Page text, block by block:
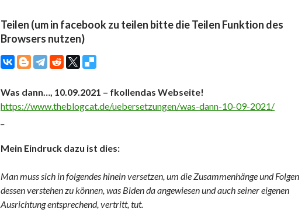
Teilen (um in facebook zu teilen bitte die Teilen Funktion des
Browsers nutzen)
Was dann…, 10.09.2021 – fkollendas Webseite!
https://www.theblogcat.de/uebersetzungen/was-dann-10-09-2021/
Mein Eindruck dazu ist dies:
Man muss sich in folgendes hinein versetzen, um die Zusammenhänge und Folgen
dessen verstehen zu können, was Biden da angewiesen und auch seiner eigenen
Ausrichtung entsprechend, vertritt, tut.